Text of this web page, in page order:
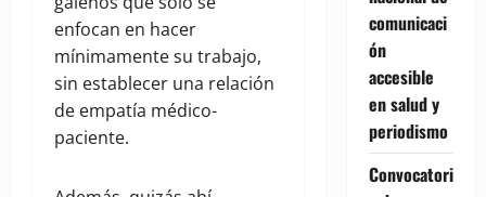
enfocan en hacer
mínimamente su trabajo,
sin establecer una relación
de empatía médico-
paciente.
comunicaci
ón
accesible
en salud y
periodismo
Convocatori